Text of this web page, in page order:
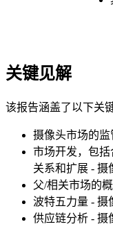
关键见解
该报告涵盖了以下关
摄像头市场的监
市场开发，包
关系和扩展 - 摄
父/相关市场的
波特五力量 - 摄
供应链分析 - 摄